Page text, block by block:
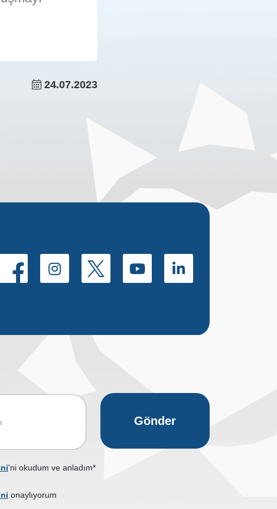
24.07.2023
Gönder
'ni okudum ve anladım*
onaylıyorum